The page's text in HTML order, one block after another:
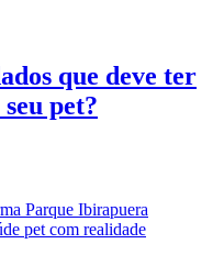
que deve ter
pet?